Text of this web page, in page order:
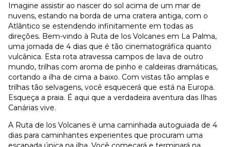
Imagine assistir ao nascer do sol acima de um mar de
nuvens, estando na borda de uma cratera antiga, com o
Atlântico se estendendo infinitamente em todas as
direções. Bem-vindo à Ruta de los Volcanes em La Palma,
uma jornada de 4 dias que é tão cinematográfica quanto
vulcânica. Esta rota atravessa campos de lava de outro
mundo, trilhas com aroma de pinho e caldeiras dramáticas,
cortando a ilha de cima a baixo. Com vistas tão amplas e
trilhas tão selvagens, você esquecerá que está na Europa.
Esqueça a praia. É aqui que a verdadeira aventura das Ilhas
Canárias vive.
A Ruta de los Volcanes é uma caminhada autoguiada de 4
dias para caminhantes experientes que procuram uma